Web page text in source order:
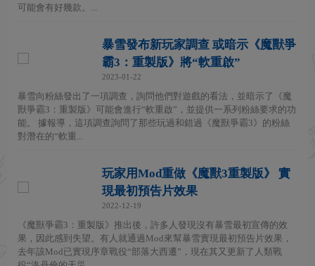
可能會有好幾款。...
暴雪發布新玩家調查 或暗示《魔獸爭
霸3：重製版》將“軟重啟”
2023-01-22
暴雪向粉絲發出了一項調查，詢問他們對遊戲的看法，並暗示了《魔
獸爭霸3：重製版》可能會進行“軟重啟”，並提供一系列粉絲要求的功
能。 據報導，這項調查詢問了那些玩過和錯過《魔獸爭霸3》的粉絲
對潛在的“軟重...
玩家用Mod重做《魔獸3重製版》 實
現最初預告片效果
2022-12-19
《魔獸爭霸3：重製版》推出後，許多人發現沒有暴雪最初宣傳的效
果，因此感到失望。有人就通過Mod來幫暴雪實現最初預告片效果，
去年該Mod已實現序章戰役“部落大西遷”，現在其又更新了人類戰